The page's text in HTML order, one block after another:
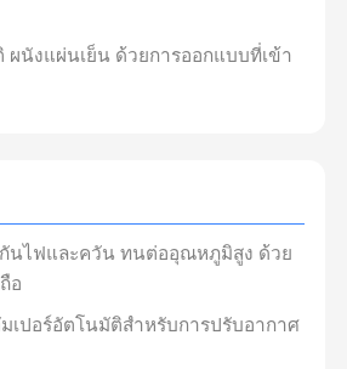
ป็นมิตรต่อสิ่งแวดล้อม
หกรรม
ม
มร้อน
ผนังแผ่นเย็น ด้วยการออกแบบที่เข้า
นไฟและควัน ทนต่ออุณหภูมิสูง ด้วย
อ
เปอร์อัตโนมัติสําหรับการปรับอากาศ
นวยความสะดวกด้านสิ่งแวดล้อม
ดล้อมบูรณาการ.
โรงงานอุตสาหกรรมด้วยการแก้ไข
ลังงาน ความยั่งยืน และความเป็น
ารผลิต และให้ความแม่นยําทาง
กรรม
ระหว่างการขาย และหลังการขาย
างแพร่หลายในอุตสาหกรรมการผลิต